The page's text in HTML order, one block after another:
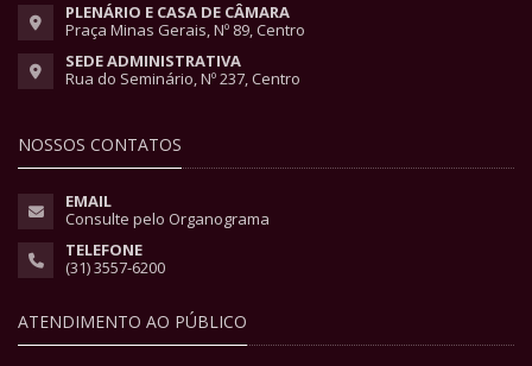
PLENÁRIO E CASA DE CÂMARA
Praça Minas Gerais, Nº 89, Centro
SEDE ADMINISTRATIVA
Rua do Seminário, Nº 237, Centro
NOSSOS CONTATOS
EMAIL
Consulte pelo Organograma
TELEFONE
(31) 3557-6200
ATENDIMENTO AO PÚBLICO